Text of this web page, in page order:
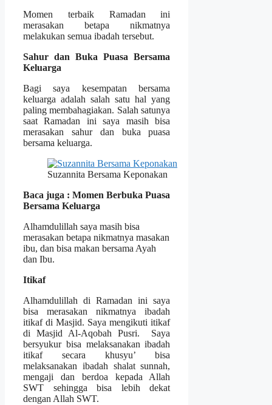
Momen terbaik Ramadan ini
merasakan betapa nikmatnya
melakukan semua ibadah tersebut.
Sahur dan Buka Puasa Bersama
Keluarga
Bagi saya kesempatan bersama
keluarga adalah salah satu hal yang
paling membahagiakan. Salah satunya
saat Ramadan ini saya masih bisa
merasakan sahur dan buka puasa
bersama keluarga.
Suzannita Bersama Keponakan
Baca juga : Momen Berbuka Puasa
Bersama Keluarga
Alhamdulillah saya masih bisa
merasakan betapa nikmatnya masakan
ibu, dan bisa makan bersama Ayah
dan Ibu.
Itikaf
Alhamdulillah di Ramadan ini saya
bisa merasakan nikmatnya ibadah
itikaf di Masjid. Saya mengikuti itikaf
di Masjid Al-Aqobah Pusri. Saya
bersyukur bisa melaksanakan ibadah
itikaf secara khusyu’ bisa
melaksanakan ibadah shalat sunnah,
mengaji dan berdoa kepada Allah
SWT sehingga bisa lebih dekat
dengan Allah SWT.